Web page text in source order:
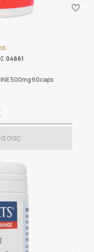
04661
500mg 60caps
σας